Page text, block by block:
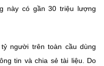
phát hành lại thông tin từ
này có gần 30 triệu lượng
người trên toàn cầu dùng
tin và chia sẻ tài liệu. Do